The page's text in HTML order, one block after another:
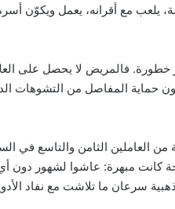
مع أقرانه، يعمل ويكوّن أسرة.
فالمريض لا يحصل على
المفاصل من التشوهات
العاملين الثامن والتاسع في
كانت مبهرة: عاشوا لشهور دون
سرعان ما تلاشت مع نفاد